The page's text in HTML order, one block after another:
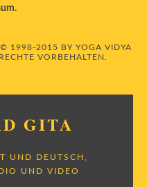
1998-2015 BY YOGA VIDYA
VORBEHALTEN.
GITA
UND DEUTSCH,
UND VIDEO